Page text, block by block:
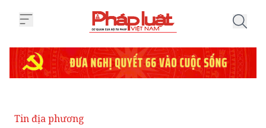
Bình Định duyệt chi tiền sửa chữa cầu Thị Nại